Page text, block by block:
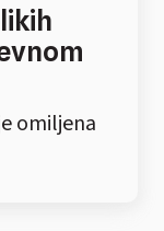
omiljena